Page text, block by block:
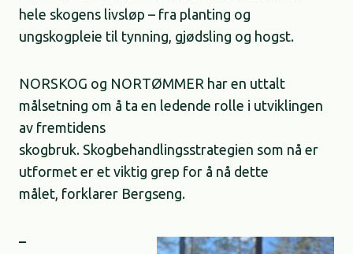
hele skogens livsløp – fra planting og
ungskogpleie til tynning, gjødsling og hogst.
NORSKOG og NORTØMMER har en uttalt
målsetning om å ta en ledende rolle i utviklingen
av fremtidens
skogbruk. Skogbehandlingsstrategien som nå er
utformet er et viktig grep for å nå dette
målet, forklarer Bergseng.
–